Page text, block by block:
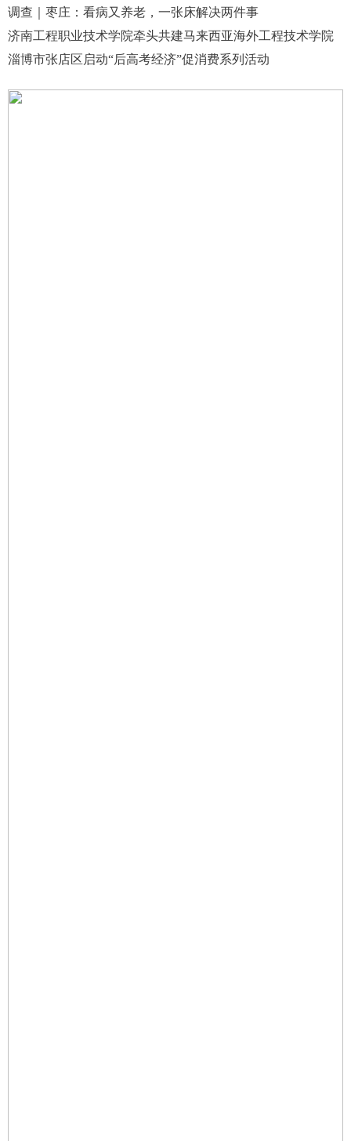
调查｜枣庄：看病又养老，一张床解决两件事
济南工程职业技术学院牵头共建马来西亚海外工程技术学院
淄博市张店区启动“后高考经济”促消费系列活动